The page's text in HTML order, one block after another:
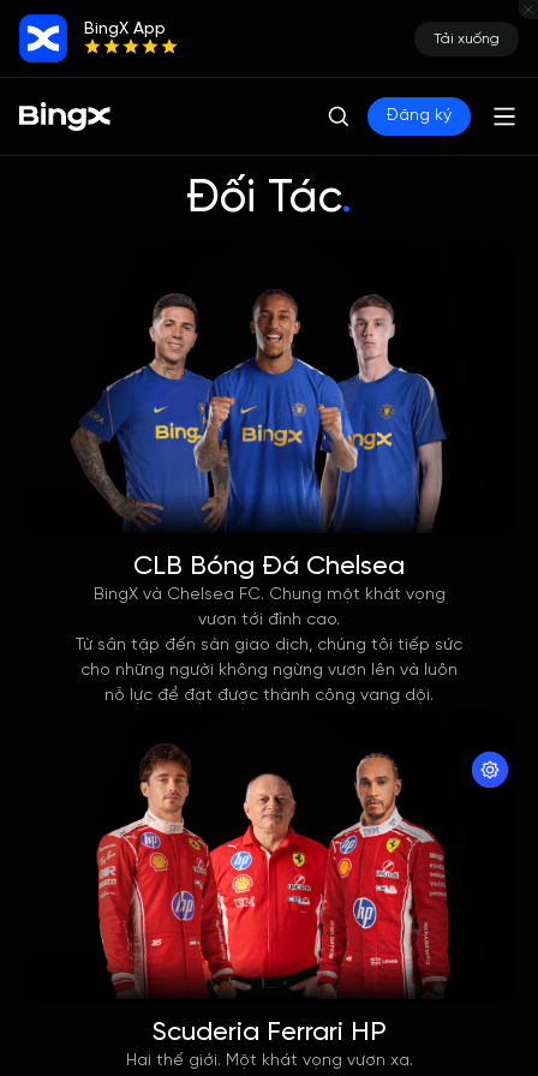
BingX App
Tải xuống
Đăng ký
Đối Tác.
CLB Bóng Đá Chelsea
BingX và Chelsea FC. Chung một khát vọng
vươn tới đỉnh cao.
Từ sân tập đến sàn giao dịch, chúng tôi tiếp sức
cho những người không ngừng vươn lên và luôn
nỗ lực để đạt được thành công vang dội.
Scuderia Ferrari HP
Hai thế giới. Một khát vọng vươn xa.